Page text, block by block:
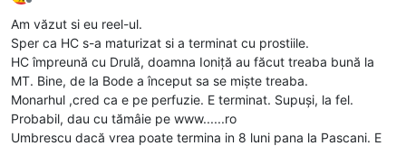
Deconectat
Am văzut si eu reel-ul.
Sper ca HC s-a maturizat si a terminat cu prostiile.
HC împreună cu Drulă, doamna Ioniță au făcut treaba bună la
MT. Bine, de la Bode a început sa se miște treaba.
Monarhul ,cred ca e pe perfuzie. E terminat. Supuși, la fel.
Probabil, dau cu tămâie pe www......ro
Umbrescu dacă vrea poate termina in 8 luni pana la Pascani. E